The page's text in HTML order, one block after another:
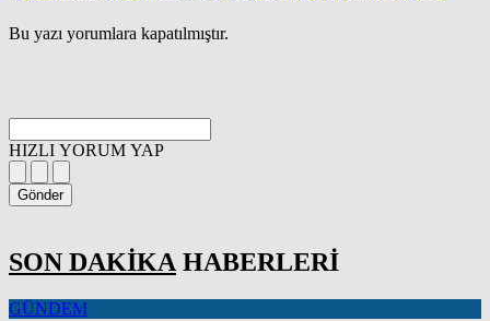
Bu yazı yorumlara kapatılmıştır.
HIZLI YORUM YAP
Gönder
SON DAKİKA HABERLERİ
GÜNDEM